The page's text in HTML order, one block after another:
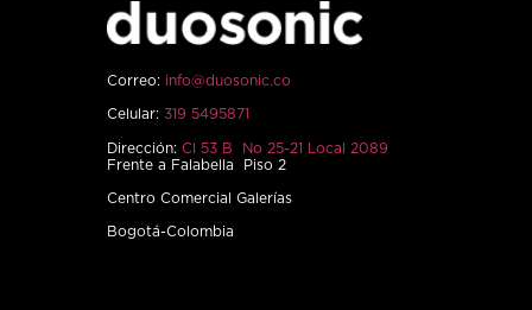
Correo: info@duosonic.co
Celular: 319 5495871
Dirección: Cl 53 B No 25-21 Local 2089
Frente a Falabella Piso 2
Centro Comercial Galerías
Bogotá-Colombia